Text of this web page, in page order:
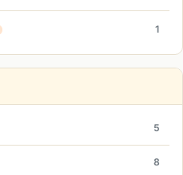
1
5
8